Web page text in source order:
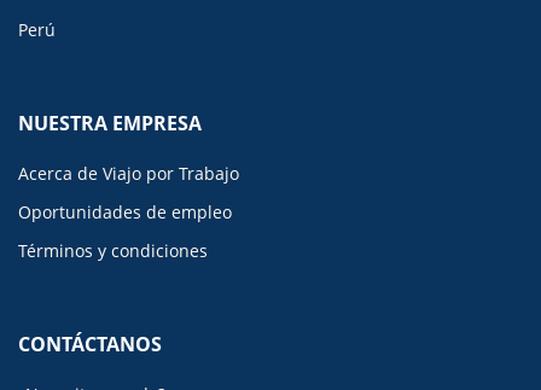
Perú
NUESTRA EMPRESA
Acerca de Viajo por Trabajo
Oportunidades de empleo
Términos y condiciones
CONTÁCTANOS